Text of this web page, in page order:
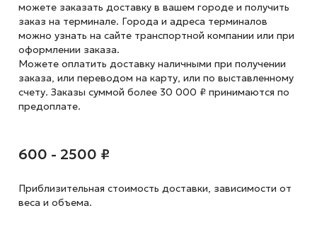
можете заказать доставку в вашем городе и получить
заказ на терминале. Города и адреса терминалов
можно узнать на сайте транспортной компании или при
оформлении заказа.
Можете оплатить доставку наличными при получении
заказа, или переводом на карту, или по выставленному
счету. Заказы суммой более 30 000 ₽ принимаются по
предоплате.
600 - 2500 ₽
Приблизительная стоимость доставки, зависимости от
веса и объема.